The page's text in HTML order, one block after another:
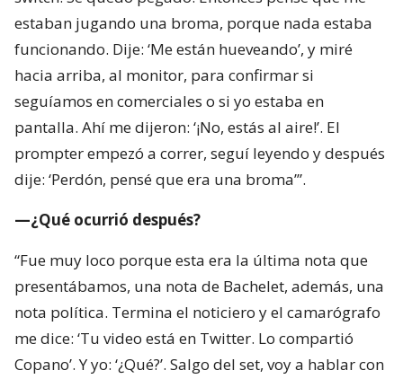
estaban jugando una broma, porque nada estaba
funcionando. Dije: ‘Me están hueveando’, y miré
hacia arriba, al monitor, para confirmar si
seguíamos en comerciales o si yo estaba en
pantalla. Ahí me dijeron: ‘¡No, estás al aire!’. El
prompter empezó a correr, seguí leyendo y después
dije: ‘Perdón, pensé que era una broma’”.
—¿Qué ocurrió después?
“Fue muy loco porque esta era la última nota que
presentábamos, una nota de Bachelet, además, una
nota política. Termina el noticiero y el camarógrafo
me dice: ‘Tu video está en Twitter. Lo compartió
Copano’. Y yo: ‘¿Qué?’. Salgo del set, voy a hablar con